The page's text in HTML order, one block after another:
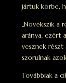
jártuk körbe,
„Növekszik a
aránya, ezért
vesznek részt
szorulnak
Továbbiak a